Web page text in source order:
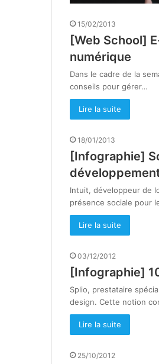
15/02/2013
[Web School]
numérique
Dans le cadre de la
conseils pour gérer…
Lire la suite
18/01/2013
[Infographie]
Intuit, développeur de
présence sociale pour
Lire la suite
03/12/2012
[Infographie]
Splio, prestataire
design. Cette notion
Lire la suite
25/10/2012